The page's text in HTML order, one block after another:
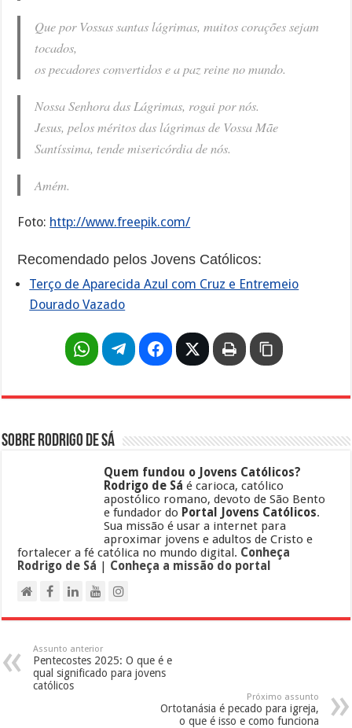
Que por Vossas santas lágrimas, muitos corações sejam
tocados,
os pecadores convertidos e a paz reine no mundo.
Nossa Senhora das Lágrimas, rogai por nós.
Jesus, pelos méritos das lágrimas de Vossa Mãe
Santíssima, tende misericórdia de nós.
Amém.
Foto: http://www.freepik.com/
Recomendado pelos Jovens Católicos:
Terço de Aparecida Azul com Cruz e Entremeio
Dourado Vazado
Sobre Rodrigo de Sá
Quem fundou o Jovens Católicos?
Rodrigo de Sá é carioca, católico
apostólico romano, devoto de São Bento
e fundador do Portal Jovens Católicos.
Sua missão é usar a internet para
aproximar jovens e adultos de Cristo e
fortalecer a fé católica no mundo digital. Conheça
Rodrigo de Sá | Conheça a missão do portal
Assunto anterior
Pentecostes 2025: O que é e
qual significado para jovens
católicos
Próximo assunto
Ortotanásia é pecado para igreja,
o que é isso e como funciona